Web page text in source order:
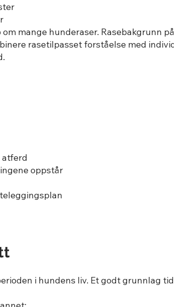
mange hunderaser. Rasebakgrunn
rasetilpasset forståelse med
atferd
oppstår
i hundens liv. Et godt grunnlag